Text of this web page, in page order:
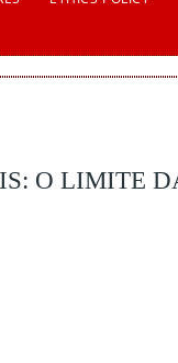
O LIMITE